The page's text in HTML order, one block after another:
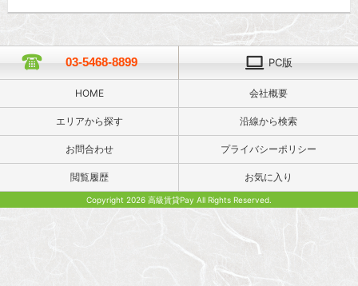
03-5468-8899 PC版
HOME 会社概要
エリアから探す 沿線から検索
お問合わせ プライバシーポリシー
閲覧履歴 お気に入り
Copyright 2026 高級賃貸Pay All Rights Reserved.